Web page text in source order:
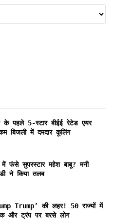
के पहले 5-स्टार बीईई रेटेड एयर
बिजली में दमदार कूलिंग
में फंसे सुपरस्टार महेश बाबू? मनी
ने किया तलब
Trump’ की लहर! 50 राज्यों में
और ट्रंप पर बरसे लोग